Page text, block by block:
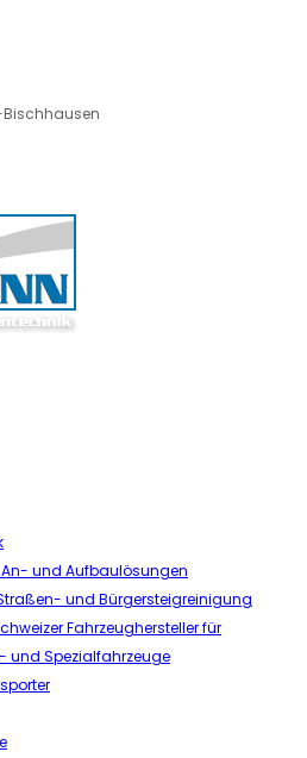
Bischhausen
und Aufbaulösungen
und Bürgersteigreinigung
Fahrzeughersteller für
und Spezialfahrzeuge